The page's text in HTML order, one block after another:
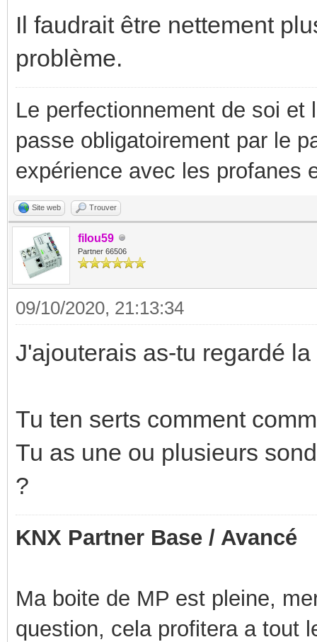
Il faudrait être nettement
problème.
Le perfectionnement de soi
passe obligatoirement par le
expérience avec les profanes
Site web Trouver
filou59
Partner 66506
09/10/2020, 21:13:34
J'ajouterais as-tu regardé
Tu ten serts comment
Tu as une ou plusieurs
?
KNX Partner Base / Avancé
Ma boite de MP est pleine,
question, cela profitera a tout